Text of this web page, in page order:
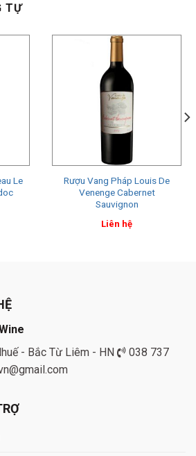
TỰ
Le
Rượu Vang Pháp Louis De
Venenge Cabernet
Sauvignon
Liên hệ
- Bắc Từ Liêm - HN
038 737